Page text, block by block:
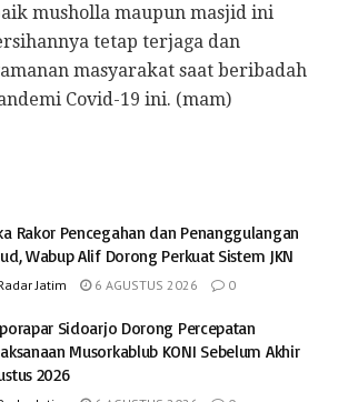
musholla maupun masjid ini
tetap terjaga dan
masyarakat saat beribadah
Covid-19 ini. (mam)
Rakor Pencegahan dan Penanggulangan
Wabup Alif Dorong Perkuat Sistem JKN
Jatim 6 AGUSTUS 2026 0
Sidoarjo Dorong Percepatan
Musorkablub KONI Sebelum Akhir
2026